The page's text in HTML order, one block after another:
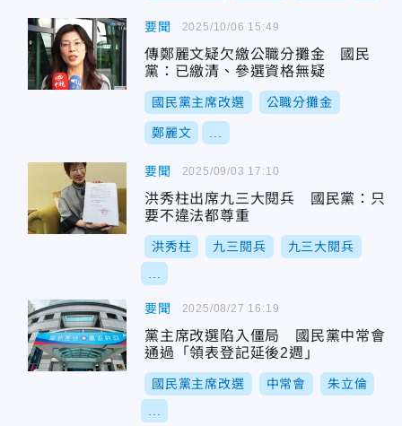
要聞
傳鄭麗文疑欠繳公職分攤金 國民
黨：已繳清、參選資格無疑
國民黨主席改選 公職分攤金
鄭麗文
2025/10/06 15:49
要聞
洪秀柱出席九三大閱兵 國民黨：只
要不違法都尊重
洪秀柱 九三閱兵 九三大閱兵
2025/09/03 17:10
要聞
黨主席改選陷入僵局 國民黨中常會
通過「領表登記延後2週」
國民黨主席改選 中常會 朱立倫
2025/08/27 16:19